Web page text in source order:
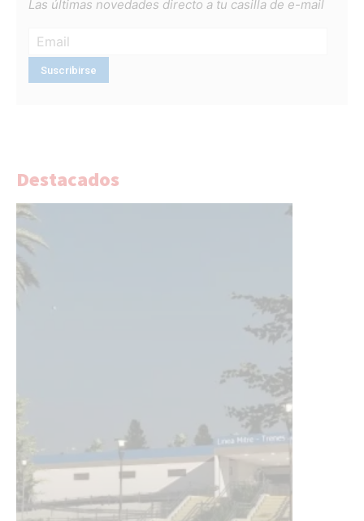
Las últimas novedades directo a tu casilla de e-mail
Destacados